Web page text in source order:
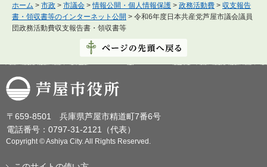
ホーム > 市政 > 市議会 >情報公開・個人情報保護 > 政務活動費 > 収支報告
書・領収書等のインターネット公開 > 令和6年度日本共産党芦屋市議会議員
団政務活動費収支報告書・領収書等
芦屋市役所
〒659-8501 兵庫県芦屋市精道町7番6号
電話番号：0797-31-2121（代表）
Copyright © Ashiya City. All Rights Reserved.